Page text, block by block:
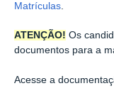
Matrículas
ATENÇÃO! Os
documentos para a
Acesse a